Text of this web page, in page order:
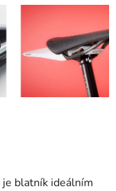
je blatník ideálním